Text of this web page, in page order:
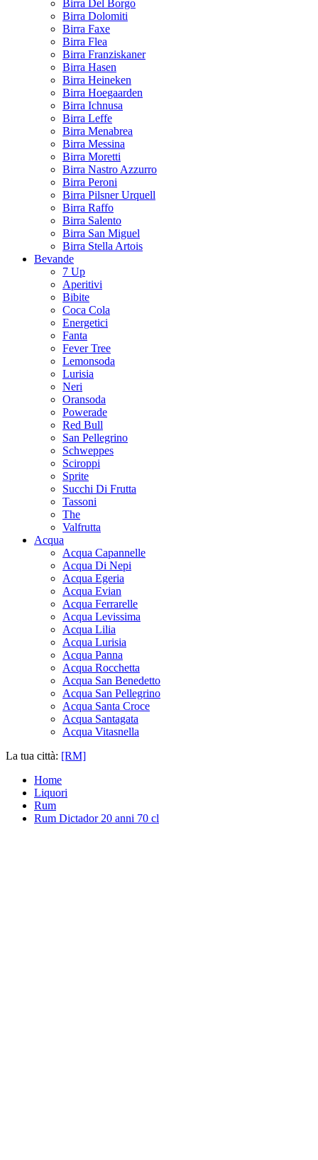
Birra Del Borgo
Birra Dolomiti
Birra Faxe
Birra Flea
Birra Franziskaner
Birra Hasen
Birra Heineken
Birra Hoegaarden
Birra Ichnusa
Birra Leffe
Birra Menabrea
Birra Messina
Birra Moretti
Birra Nastro Azzurro
Birra Peroni
Birra Pilsner Urquell
Birra Raffo
Birra Salento
Birra San Miguel
Birra Stella Artois
Bevande
7 Up
Aperitivi
Bibite
Coca Cola
Energetici
Fanta
Fever Tree
Lemonsoda
Lurisia
Neri
Oransoda
Powerade
Red Bull
San Pellegrino
Schweppes
Sciroppi
Sprite
Succhi Di Frutta
Tassoni
The
Valfrutta
Acqua
Acqua Capannelle
Acqua Di Nepi
Acqua Egeria
Acqua Evian
Acqua Ferrarelle
Acqua Levissima
Acqua Lilia
Acqua Lurisia
Acqua Panna
Acqua Rocchetta
Acqua San Benedetto
Acqua San Pellegrino
Acqua Santa Croce
Acqua Santagata
Acqua Vitasnella
La tua città: [RM]
Home
Liquori
Rum
Rum Dictador 20 anni 70 cl